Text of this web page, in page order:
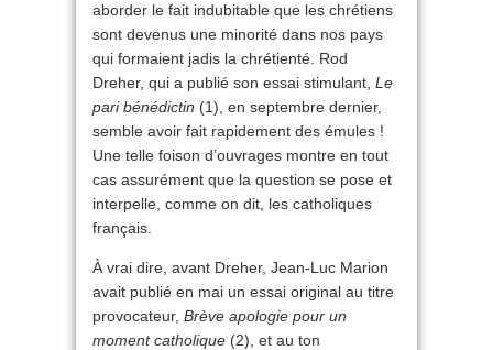
aborder le fait indubitable que les chrétiens
sont devenus une minorité dans nos pays
qui formaient jadis la chrétienté. Rod
Dreher, qui a publié son essai stimulant, Le
pari bénédictin (1), en septembre dernier,
semble avoir fait rapidement des émules !
Une telle foison d’ouvrages montre en tout
cas assurément que la question se pose et
interpelle, comme on dit, les catholiques
français.
À vrai dire, avant Dreher, Jean-Luc Marion
avait publié en mai un essai original au titre
provocateur, Brève apologie pour un
moment catholique (2), et au ton